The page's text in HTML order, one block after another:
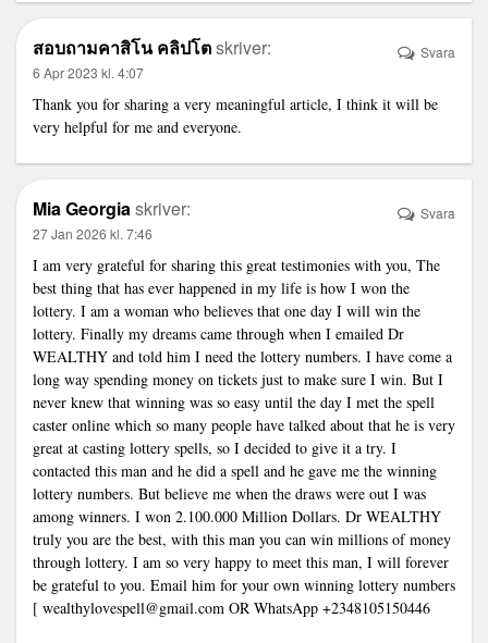
สอบถามคาสิโน คลิปโตskriver:
6 Apr 2023 kl. 4:07
Thank you for sharing a very meaningful article, I think it will be
very helpful for me and everyone.
Svara
Mia Georgiaskriver:
27 Jan 2026 kl. 7:46
I am very grateful for sharing this great testimonies with you, The
best thing that has ever happened in my life is how I won the
lottery. I am a woman who believes that one day I will win the
lottery. Finally my dreams came through when I emailed Dr
WEALTHY and told him I need the lottery numbers. I have come a
long way spending money on tickets just to make sure I win. But I
never knew that winning was so easy until the day I met the spell
caster online which so many people have talked about that he is very
great at casting lottery spells, so I decided to give it a try. I
contacted this man and he did a spell and he gave me the winning
lottery numbers. But believe me when the draws were out I was
among winners. I won 2.100.000 Million Dollars. Dr WEALTHY
truly you are the best, with this man you can win millions of money
through lottery. I am so very happy to meet this man, I will forever
be grateful to you. Email him for your own winning lottery numbers
[ wealthylovespell@gmail.com OR WhatsApp +2348105150446
Svara